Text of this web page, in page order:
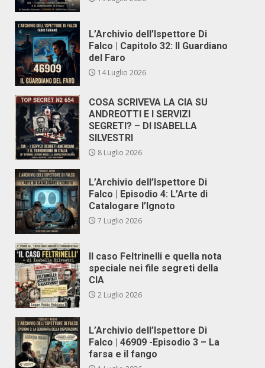
L’Archivio dell’Ispettore Di
Falco | Capitolo 32: Il Guardiano
del Faro
14 Luglio 2026
COSA SCRIVEVA LA CIA SU
ANDREOTTI E I SERVIZI
SEGRETI? – DI ISABELLA
SILVESTRI
8 Luglio 2026
L’Archivio dell’Ispettore Di
Falco | Episodio 4: L’Arte di
Catalogare l’Ignoto
7 Luglio 2026
Il caso Feltrinelli e quella nota
speciale nei file segreti della
CIA
2 Luglio 2026
L’Archivio dell’Ispettore Di
Falco | 46909 -Episodio 3 – La
farsa e il fango